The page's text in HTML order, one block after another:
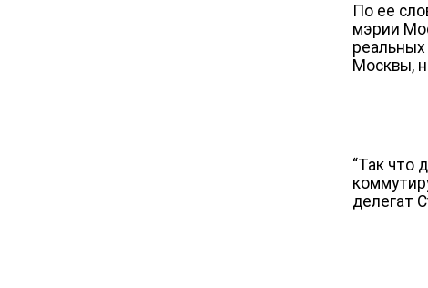
По ее
мэрии
Москвы,
“Так что
делегат